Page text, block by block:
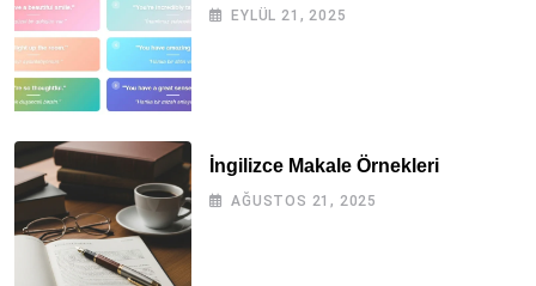
EYLÜL 21, 2025
İngilizce Makale Örnekleri
AĞUSTOS 21, 2025